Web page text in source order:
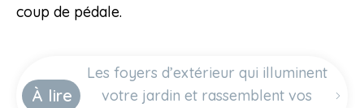
coup de pédale.
À lire
Les foyers d’extérieur qui illuminent
votre jardin et rassemblent vos